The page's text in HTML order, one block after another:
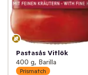
Pastasås Vitlök
400 g, Barilla
Prismatch